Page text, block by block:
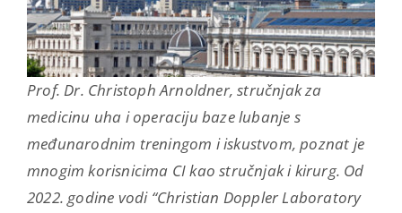
Prof. Dr. Christoph Arnoldner, stručnjak za
medicinu uha i operaciju baze lubanje s
međunarodnim treningom i iskustvom, poznat je
mnogim korisnicima CI kao stručnjak i kirurg. Od
2022. godine vodi “Christian Doppler Laboratory